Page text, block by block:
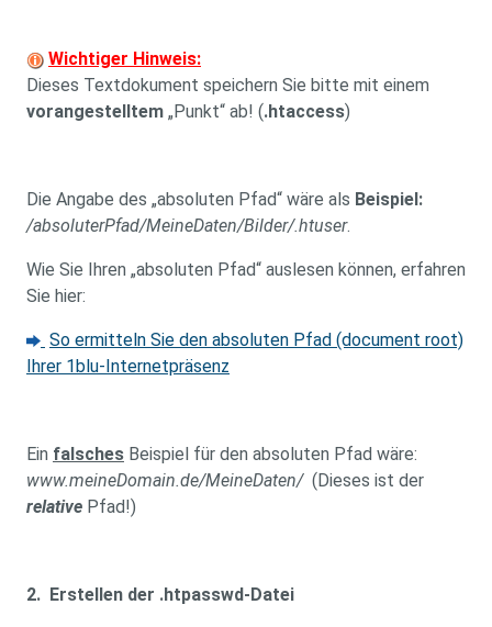
Wichtiger Hinweis:
Dieses Textdokument speichern Sie bitte mit einem
vorangestelltem „Punkt“ ab! (.htaccess)
Die Angabe des „absoluten Pfad“ wäre als Beispiel:
/absoluterPfad/MeineDaten/Bilder/.htuser.
Wie Sie Ihren „absoluten Pfad“ auslesen können, erfahren
Sie hier:
So ermitteln Sie den absoluten Pfad (document root)
Ihrer 1blu-Internetpräsenz
Ein falsches Beispiel für den absoluten Pfad wäre:
www.meineDomain.de/MeineDaten/ (Dieses ist der
relative Pfad!)
2. Erstellen der .htpasswd-Datei